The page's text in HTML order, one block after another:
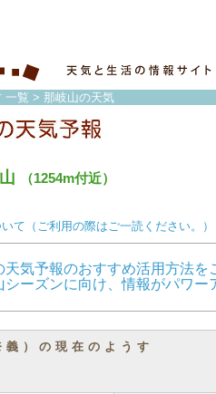
一覧 > 那岐山の天気
（1254m付近）
て（ご利用の際はご一読ください。）
天気予報のおすすめ活用方法を
シーズンに向け、情報がパワー
義）の現在のようす